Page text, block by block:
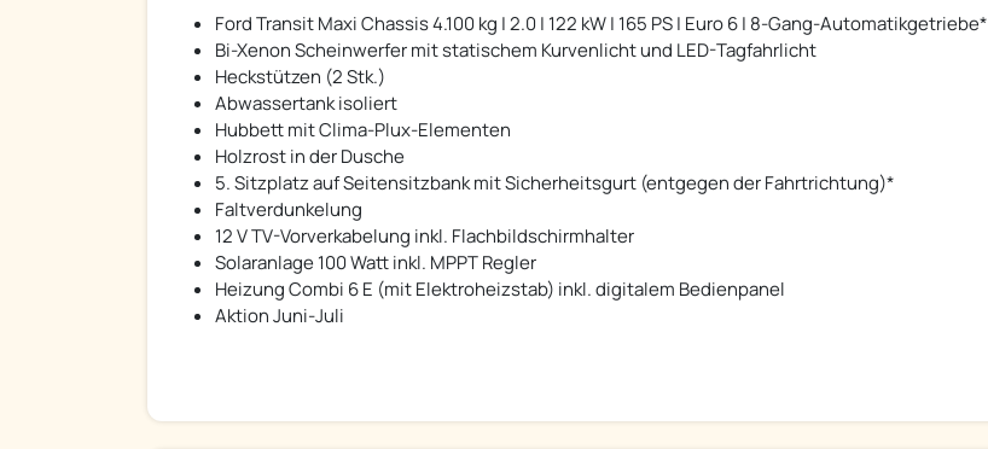
Ford Transit Maxi Chassis 4.100 kg | 2.0 | 122 kW | 165 PS | Euro 6 | 8-Gang-Automatikgetriebe*
Bi-Xenon Scheinwerfer mit statischem Kurvenlicht und LED-Tagfahrlicht
Heckstützen (2 Stk.)
Abwassertank isoliert
Hubbett mit Clima-Plux-Elementen
Holzrost in der Dusche
5. Sitzplatz auf Seitensitzbank mit Sicherheitsgurt (entgegen der Fahrtrichtung)*
Faltverdunkelung
12 V TV-Vorverkabelung inkl. Flachbildschirmhalter
Solaranlage 100 Watt inkl. MPPT Regler
Heizung Combi 6 E (mit Elektroheizstab) inkl. digitalem Bedienpanel
Aktion Juni-Juli